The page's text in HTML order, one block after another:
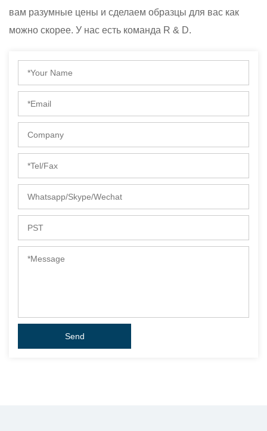
вам разумные цены и сделаем образцы для вас как
можно скорее. У нас есть команда R & D.